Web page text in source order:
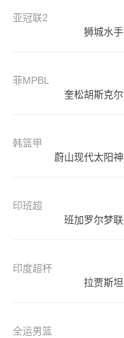
亚冠联2
狮城水手
菲MPBL
奎松胡斯克尔
韩篮甲
蔚山现代太阳神
印班超
班加罗尔梦联
印度超杯
拉贾斯坦
全运男篮